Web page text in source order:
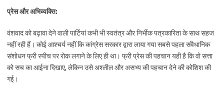
प्रेस और अभिव्यक्ति:
वंशवाद को बढ़ावा देने वाली पार्टियां कभी भी स्वतंत्र और निर्भीक पत्रकारिता के साथ सहज
नहीं रही हैं। कोई आश्चर्य नहीं कि कांग्रेस सरकार द्वारा लाया गया सबसे पहला संवैधानिक
संशोधन फ्री स्पीच पर रोक लगाने के लिए ही था। फ्री प्रेस की पहचान यही है कि वो सत्ता
को सच का आईना दिखाए, लेकिन उसे अश्लील और असभ्य की पहचान देने की कोशिश की
गई।